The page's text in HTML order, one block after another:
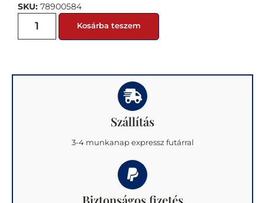
SKU: 78900584
Kosárba teszem
Szállítás
3-4 munkanap expressz futárral
Biztonságos fizetés